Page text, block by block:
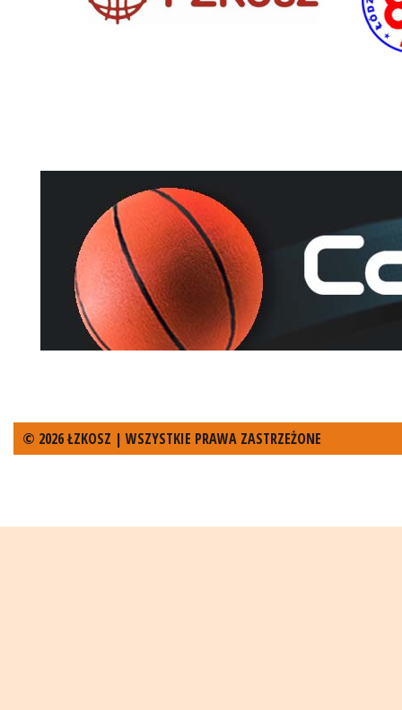
© 2026 ŁZKOSZ | WSZYSTKIE PRAWA ZASTRZEŻONE